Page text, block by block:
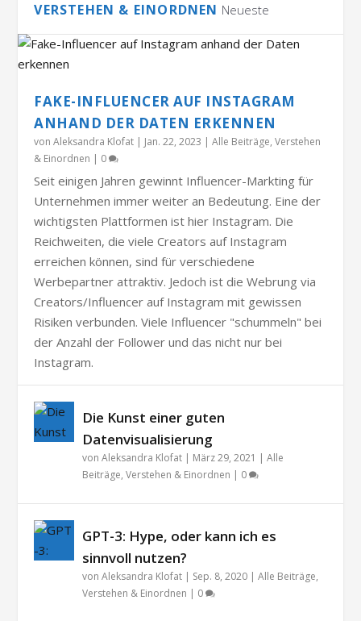
VERSTEHEN & EINORDNEN Neueste
FAKE-INFLUENCER AUF INSTAGRAM
ANHAND DER DATEN ERKENNEN
vonAleksandra Klofat | Jan. 22, 2023 |Alle Beiträge,Verstehen
& Einordnen | 0
Seit einigen Jahren gewinnt Influencer-Markting für
Unternehmen immer weiter an Bedeutung. Eine der
wichtigsten Plattformen ist hier Instagram. Die
Reichweiten, die viele Creators auf Instagram
erreichen können, sind für verschiedene
Werbepartner attraktiv. Jedoch ist die Webrung via
Creators/Influencer auf Instagram mit gewissen
Risiken verbunden. Viele Influencer "schummeln" bei
der Anzahl der Follower und das nicht nur bei
Instagram.
Die Kunst einer guten
Datenvisualisierung
vonAleksandra Klofat | März 29, 2021 |Alle
Beiträge,Verstehen & Einordnen | 0
GPT-3: Hype, oder kann ich es
sinnvoll nutzen?
vonAleksandra Klofat | Sep. 8, 2020 |Alle Beiträge,
Verstehen & Einordnen | 0